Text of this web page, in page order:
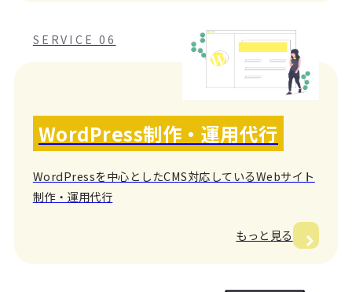
SERVICE 06
WordPress制作・運用代行
WordPressを中心としたCMS対応しているWebサイト
制作・運用代行
もっと見る